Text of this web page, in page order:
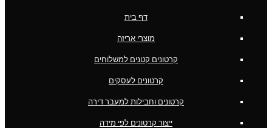
דף בית
מוצרי אריזה
קרטונים קטנים למשלוחים
קרטונים לעסקים
קרטונים וחבילות למעבר דירה
ייצור קרטונים לפי מידה